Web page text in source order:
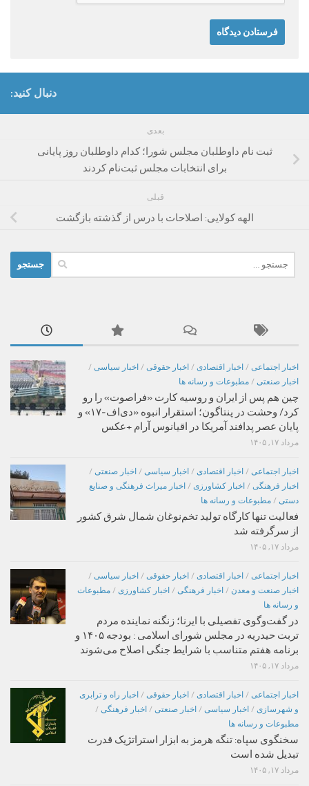
دنبال کنید:
بعدی
ثبت نام داوطلبان مجلس شورا؛ کدام داوطلبان روز پایانی
برای انتخابات مجلس ثبت‌نام کردند
قبلی
الهه کولایی: اصلاحات با درس از گذشته بازگشت
برای:
اخبار اجتماعی / اخبار اقتصادی / اخبار حقوقی / اخبار سیاسی /
اخبار صنعتی / مطبوعات و رسانه ها
چین هم پس از ایران و روسیه کارت «فراصوت» را رو
کرد/ وحشت در پنتاگون؛ استقرار انبوه «دی‌اف‑۱۷» و
پایان عصر پدافند آمریکا در اقیانوس آرام +عکس
مرداد ۱۷, ۱۴۰۵
اخبار اجتماعی / اخبار اقتصادی / اخبار سیاسی / اخبار صنعتی /
اخبار فرهنگی / اخبار کشاورزی / اخبار میراث فرهنگی و صنایع
دستی / مطبوعات و رسانه ها
فعالیت تنها کارگاه تولید تخم‌نوغان شمال شرق کشور
از سرگرفته شد
مرداد ۱۷, ۱۴۰۵
اخبار اجتماعی / اخبار اقتصادی / اخبار حقوقی / اخبار سیاسی /
اخبار صنعت و معدن / اخبار فرهنگی / اخبار کشاورزی / مطبوعات
و رسانه ها
در گفت‌وگوی تفصیلی با ایرنا؛ زنگنه نماینده مردم
تربت حیدریه در مجلس شورای اسلامی : بودجه ۱۴۰۵ و
برنامه هفتم متناسب با شرایط جنگی اصلاح می‌شوند
مرداد ۱۷, ۱۴۰۵
اخبار اجتماعی / اخبار اقتصادی / اخبار حقوقی / اخبار راه و ترابری
و شهرسازی / اخبار سیاسی / اخبار صنعتی / اخبار فرهنگی /
مطبوعات و رسانه ها
سخنگوی سپاه: تنگه هرمز به ابزار استراتژیک قدرت
تبدیل شده است
مرداد ۱۷, ۱۴۰۵